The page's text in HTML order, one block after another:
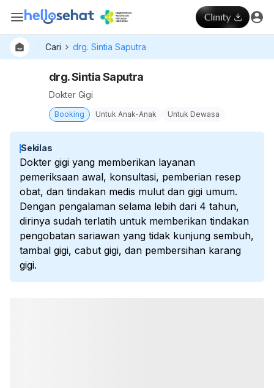
Cari drg. Sintia Saputra
drg. Sintia Saputra
Dokter Gigi
Booking Untuk Anak-Anak Untuk Dewasa
Sekilas
Dokter gigi yang memberikan layanan
pemeriksaan awal, konsultasi, pemberian resep
obat, dan tindakan medis mulut dan gigi umum.
Dengan pengalaman selama lebih dari 4 tahun,
dirinya sudah terlatih untuk memberikan tindakan
pengobatan sariawan yang tidak kunjung sembuh,
tambal gigi, cabut gigi, dan pembersihan karang
gigi.